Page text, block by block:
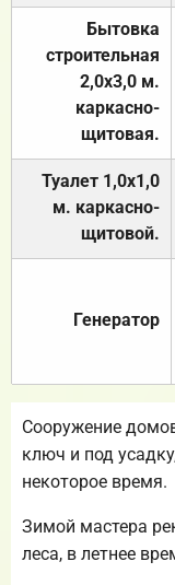
Бытовка
строительная
2,0х3,0 м.
каркасно-
щитовая.
Туалет 1,0х1,0
м. каркасно-
щитовой.
Генератор
Сооружение
ключ и под
некоторое время.
Зимой мастера
леса, в летнее